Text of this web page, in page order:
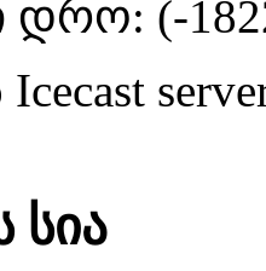
დრო: (-
სია